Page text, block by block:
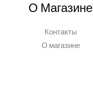
О Магазине
Контакты
О магазине